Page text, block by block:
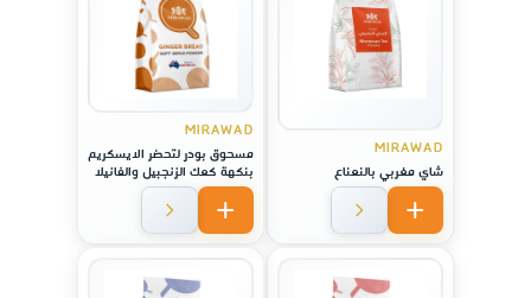
MIRAWAD
شاي مغربي بالنعناع
MIRAWAD
مسحوق بودر لتحضر الايسكريم
بنكهة كعك الزنجبيل والفانيلا